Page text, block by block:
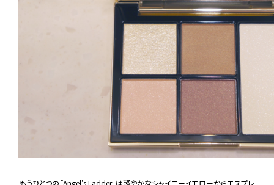
もうひとつの「Angel's Ladder」は軽やかなシャイニーイエローからエスプレ